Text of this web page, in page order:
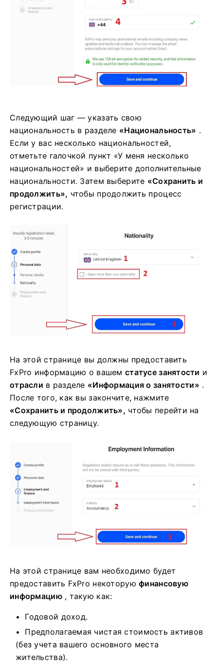
Следующий шаг — указать свою
национальность в разделе «Национальность» .
Если у вас несколько национальностей,
отметьте галочкой пункт «У меня несколько
национальностей» и выберите дополнительные
национальности. Затем выберите «Сохранить и
продолжить», чтобы продолжить процесс
регистрации.
На этой странице вы должны предоставить
FxPro информацию о вашем статусе занятости и
отрасли в разделе «Информация о занятости» .
После того, как вы закончите, нажмите
«Сохранить и продолжить», чтобы перейти на
следующую страницу.
На этой странице вам необходимо будет
предоставить FxPro некоторуюфинансовую
информацию, такую ​​как:
Годовой доход.
Предполагаемая чистая стоимость активов
(без учета вашего основного места
жительства).